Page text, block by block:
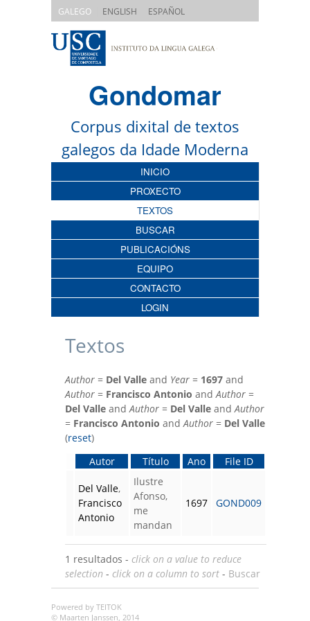
GALEGO ENGLISH ESPAÑOL
Gondomar
Corpus dixital de textos
galegos da Idade Moderna
INICIO
PROXECTO
TEXTOS
BUSCAR
PUBLICACIÓNS
EQUIPO
CONTACTO
LOGIN
Textos
Author = Del Valle and Year = 1697 and
Author = Francisco Antonio andAuthor =
Del Valle andAuthor = Del Valle andAuthor
= Francisco Antonio andAuthor = Del Valle
(reset)
Autor
Título Ano File ID
Del Valle,
Francisco
Antonio
Ilustre
Afonso,
me
mandan
1697 GOND009
1 resultados - click on a value to reduce
selection - click on a column to sort - Buscar
Powered by TEITOK
© Maarten Janssen, 2014